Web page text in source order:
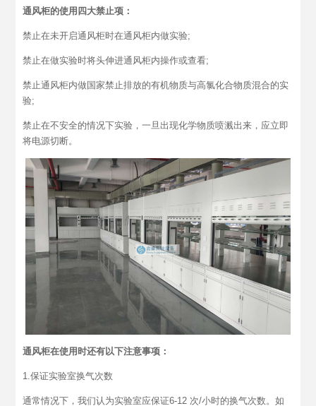
通风柜的使用四大禁止项：
禁止在未开启通风柜时在通风柜内做实验;
禁止在做实验时将头伸进通风柜内操作或查看;
禁止通风柜内做国家禁止排放的有机物质与高氯化合物质混合的实
验;
禁止在不安全的情况下实验，一旦出现化学物质喷溅出来，应立即
将电源切断。
通风柜在使用时还有以下注意事项：
1.保证实验室换气次数
通常情况下，我们认为实验室应保证6-12 次/小时的换气次数。如